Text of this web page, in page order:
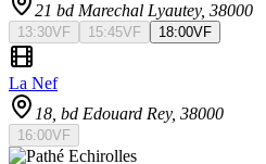
21 bd Marechal Lyautey, 38000
13:30VF 15:45VF 18:00VF
La Nef
18, bd Edouard Rey, 38000
16:00VF